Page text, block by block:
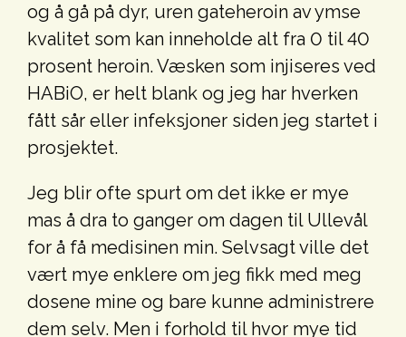
og å gå på dyr, uren gateheroin av ymse
kvalitet som kan inneholde alt fra 0 til 40
prosent heroin. Væsken som injiseres ved
HABiO, er helt blank og jeg har hverken
fått sår eller infeksjoner siden jeg startet i
prosjektet.
Jeg blir ofte spurt om det ikke er mye
mas å dra to ganger om dagen til Ullevål
for å få medisinen min. Selvsagt ville det
vært mye enklere om jeg fikk med meg
dosene mine og bare kunne administrere
dem selv. Men i forhold til hvor mye tid